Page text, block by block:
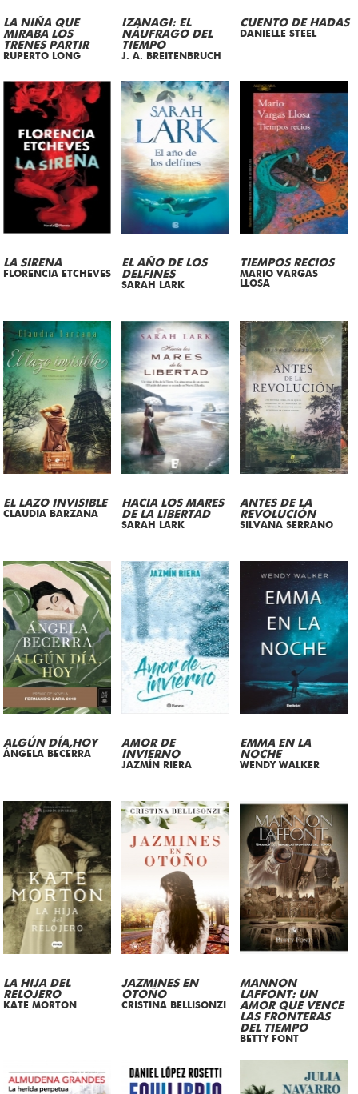
LA NIÑA QUE
MIRABA LOS
TRENES PARTIR
RUPERTO LONG
IZANAGI: EL
NÁUFRAGO DEL
TIEMPO
J. A. BREITENBRUCH
CUENTO DE HADAS
DANIELLE STEEL
LA SIRENA
FLORENCIA ETCHEVES
EL AÑO DE LOS
DELFINES
SARAH LARK
TIEMPOS RECIOS
MARIO VARGAS
LLOSA
EL LAZO INVISIBLE
CLAUDIA BARZANA
HACIA LOS MARES
DE LA LIBERTAD
SARAH LARK
ANTES DE LA
REVOLUCIÓN
SILVANA SERRANO
ALGÚN DÍA,HOY
ÁNGELA BECERRA
AMOR DE
INVIERNO
JAZMÍN RIERA
EMMA EN LA
NOCHE
WENDY WALKER
LA HIJA DEL
RELOJERO
KATE MORTON
JAZMINES EN
OTOÑO
CRISTINA BELLISONZI
MANNON
LAFFONT: UN
AMOR QUE VENCE
LAS FRONTERAS
DEL TIEMPO
BETTY FONT